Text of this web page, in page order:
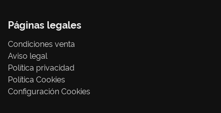
Páginas legales
Condiciones venta
Aviso legal
Política privacidad
Política Cookies
Configuración Cookies